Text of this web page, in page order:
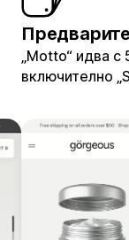
„Motto“ идва
включително